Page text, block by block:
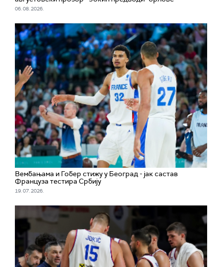
06. 08. 2026.
Вембањама и Гобер стижу у Београд - јак састав
Француза тестира Србију
19. 07. 2026.